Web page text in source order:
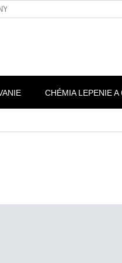
OSOBNÝCH ÚDAJOV
CHÉMIA LEPENIE A